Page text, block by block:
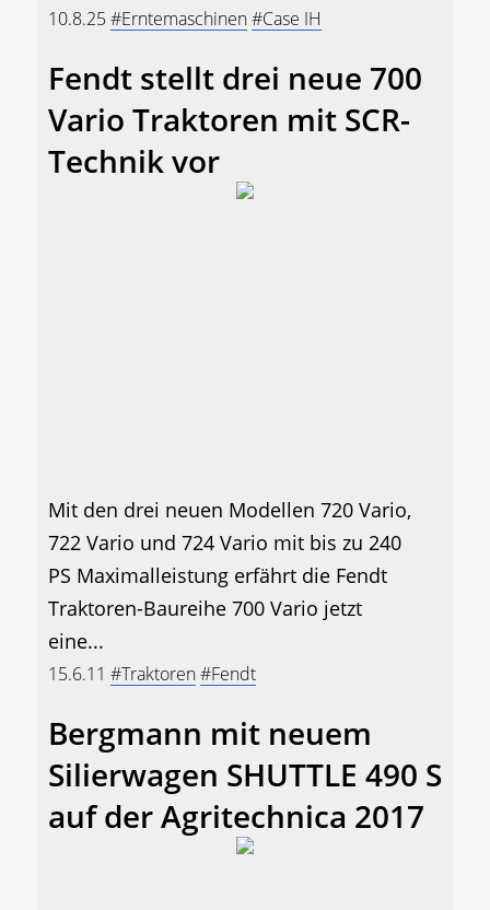
10.8.25#Erntemaschinen#Case IH
Fendt stellt drei neue 700
Vario Traktoren mit SCR-
Technik vor
Mit den drei neuen Modellen 720 Vario,
722 Vario und 724 Vario mit bis zu 240
PS Maximalleistung erfährt die Fendt
Traktoren-Baureihe 700 Vario jetzt
eine...
15.6.11 #Traktoren#Fendt
Bergmann mit neuem
Silierwagen SHUTTLE 490 S
auf der Agritechnica 2017